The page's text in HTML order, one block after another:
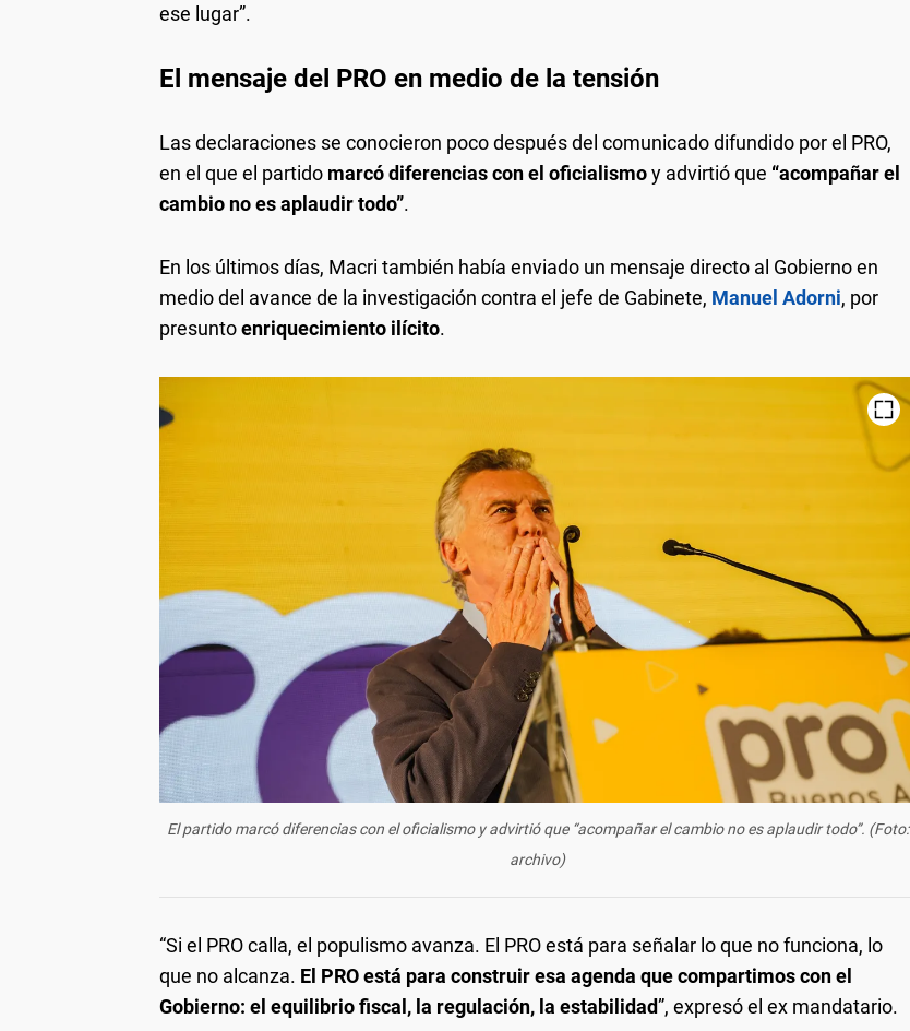
ese lugar”.
El mensaje del PRO en medio de la tensión
Las declaraciones se conocieron poco después del comunicado difundido por el PRO,
en el que el partido marcó diferencias con el oficialismoy advirtió que “acompañar el
cambio no es aplaudir todo”.
En los últimos días, Macri también había enviado un mensaje directo al Gobierno en
medio del avance de la investigación contra el jefe de Gabinete, Manuel Adorni, por
presuntoenriquecimiento ilícito.
El partido marcó diferencias con el oficialismo y advirtió que “acompañar el cambio no es aplaudir todo”. (Foto:
archivo)
“Si el PRO calla, el populismo avanza. El PRO está para señalar lo que no funciona, lo
que no alcanza. El PRO está para construir esa agenda que compartimos con el
Gobierno: el equilibrio fiscal, la regulación, la estabilidad”, expresó el ex mandatario.